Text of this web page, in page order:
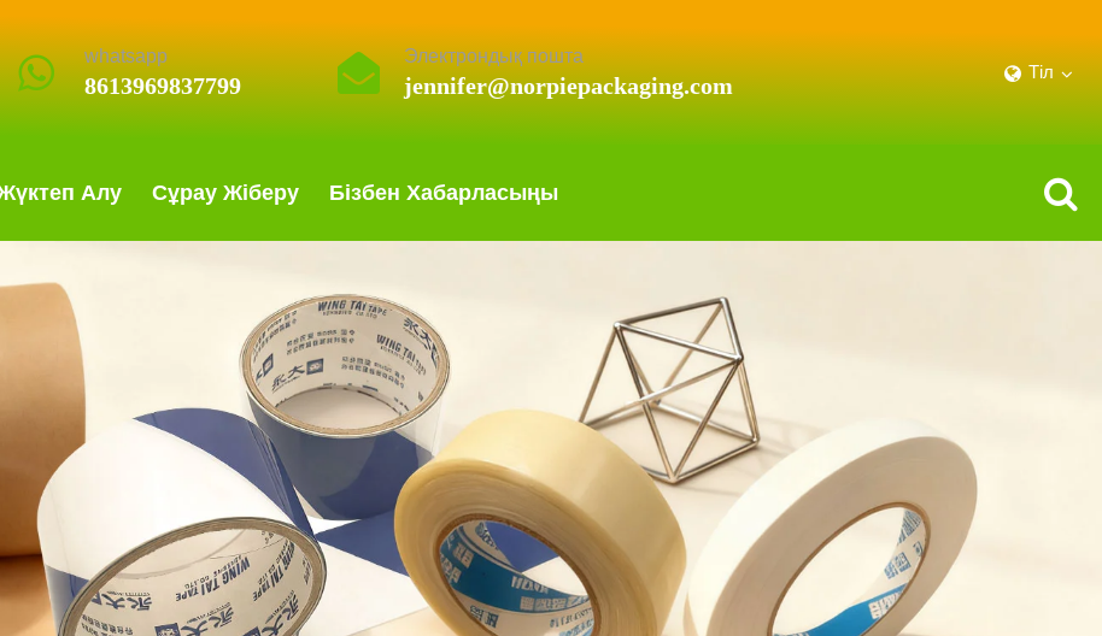
whatsapp
8613969837799
Электрондық пошта
jennifer@norpiepackaging.com
Тіл
Алу Сұрау Жіберу Бізбен Хабарласыңы